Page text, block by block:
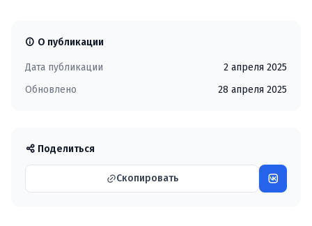
О публикации
Дата публикации
2 апреля 2025
Обновлено
28 апреля 2025
Поделиться
Скопировать